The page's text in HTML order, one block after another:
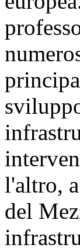
l'altro,
del